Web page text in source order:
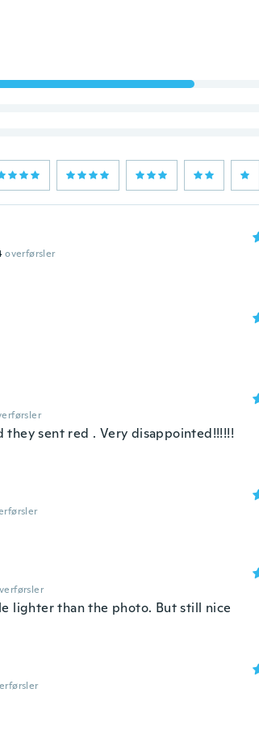
overførsler
they sent red . Very disappointed!!!!!!
lighter than the photo. But still nice